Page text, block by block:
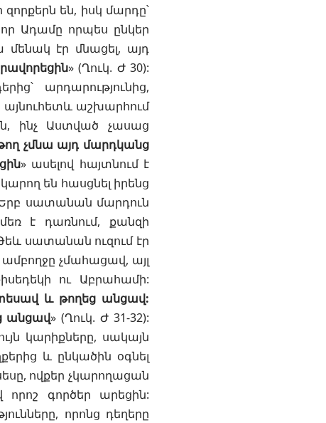
են, իսկ մարդը՝
Ադամը որպես ընկեր
մենակ էր մնացել, այդ
» (Ղուկ. Ժ 30):
արդարությունից,
այնուհետև աշխարհում
ինչ Աստված չասաց
չմնա այդ մարդկանց
» ասելով հայտնում է
են հասցնել իրենց
սատանան մարդուն
է դառնում, քանզի
սատանան ուզում էր
ամբողջը չմահացավ, այլ
ու Աբրահամի:
և թողեց անցավ:
անցավ» (Ղուկ. Ժ 31-32):
կարիքները, սակայն
և ընկածին օգնել
ովքեր չկարողացան
որոշ գործեր արեցին:
որոնց դեղերը